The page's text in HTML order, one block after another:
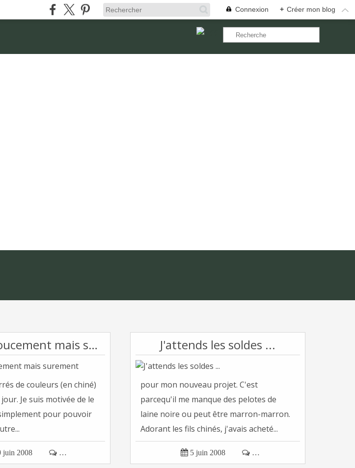
Connexion + Créer mon blog
J'avance doucement mais surement
de couleurs (en chiné)
Je suis motivée de le
pour pouvoir
juin 2008  …
J'attends les soldes ...
pour mon nouveau projet. C'est
parcequ'il me manque des pelotes de
laine noire ou peut être marron-marron.
Adorant les fils chinés, j'avais acheté...
 5 juin 2008  …